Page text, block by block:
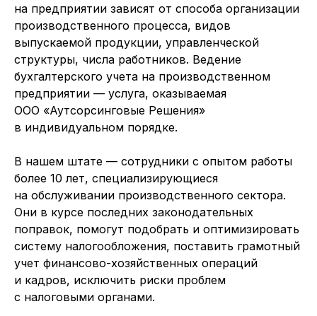
на предприятии зависят от способа организации
производственного процесса, видов
выпускаемой продукции, управленческой
структуры, числа работников. Ведение
бухгалтерского учета на производственном
предприятии — услуга, оказываемая
ООО «Аутсорсинговые Решения»
в индивидуальном порядке.
В нашем штате — сотрудники с опытом работы
более 10 лет, специализирующиеся
на обслуживании производственного сектора.
Они в курсе последних законодательных
поправок, помогут подобрать и оптимизировать
систему налогообложения, поставить грамотный
учет финансово-хозяйственных операций
и кадров, исключить риски проблем
с налоговыми органами.